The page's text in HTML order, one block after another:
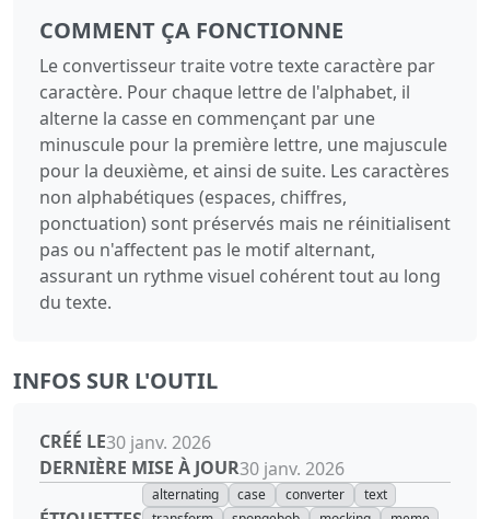
COMMENT ÇA FONCTIONNE
Le convertisseur traite votre texte caractère par
caractère. Pour chaque lettre de l'alphabet, il
alterne la casse en commençant par une
minuscule pour la première lettre, une majuscule
pour la deuxième, et ainsi de suite. Les caractères
non alphabétiques (espaces, chiffres,
ponctuation) sont préservés mais ne réinitialisent
pas ou n'affectent pas le motif alternant,
assurant un rythme visuel cohérent tout au long
du texte.
INFOS SUR L'OUTIL
CRÉÉ LE30 janv. 2026
DERNIÈRE MISE À JOUR30 janv. 2026
alternating case converter
text